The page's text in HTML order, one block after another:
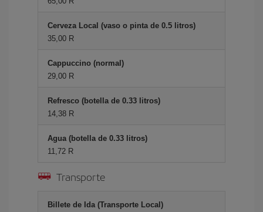
Cerveza Local (vaso o pinta de 0.5 litros)
35,00 R
Cappuccino (normal)
29,00 R
Refresco (botella de 0.33 litros)
14,38 R
Agua (botella de 0.33 litros)
11,72 R
Transporte
Billete de Ida (Transporte Local)